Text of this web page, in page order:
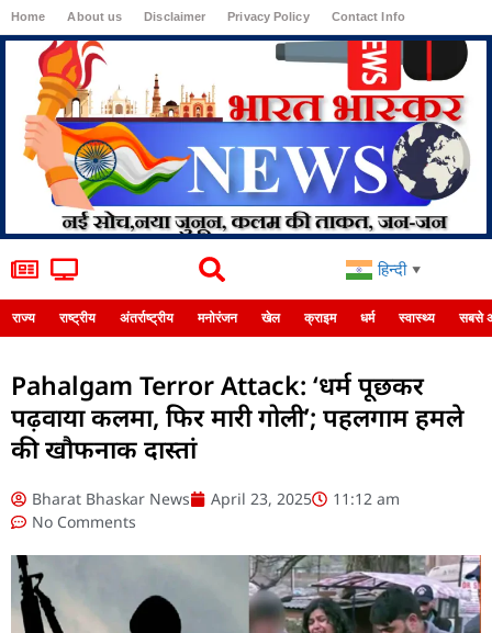
Home About us Disclaimer Privacy Policy Contact Info
हिन्दी ▼
राज्य राष्ट्रीय अंतर्राष्ट्रीय मनोरंजन खेल क्राइम धर्म स्वास्थ्य सबसे
Pahalgam Terror Attack: ‘धर्म पूछकर
पढ़वाया कलमा, फिर मारी गोली’; पहलगाम हमले
की खौफनाक दास्तां
Bharat Bhaskar News April 23, 2025
11:12 am
No Comments